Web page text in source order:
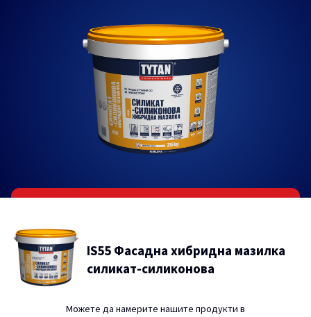
IS55 Фасадна хибридна мазилка
силикат-силиконова
Можете да намерите нашите продукти в